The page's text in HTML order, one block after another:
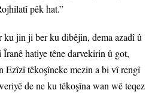
pêk hat.”
ku jin ji ber ku dibêjin, dema azadî û
hatiye têne darvekirin û got,
Ezîzî têkoşîneke mezin a bi vî rengî
de ne ku têkoşîna wan wê teqez